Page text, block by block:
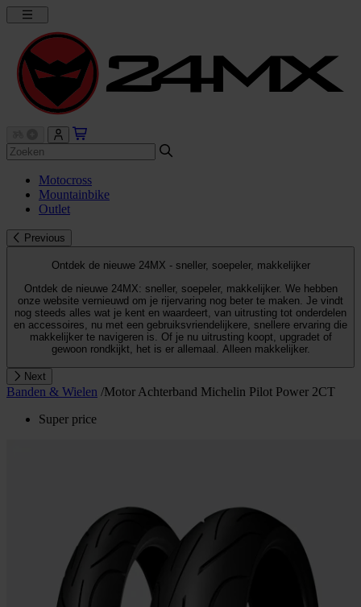
Motocross
Mountainbike
Outlet
Previous
Ontdek de nieuwe 24MX - sneller, soepeler, makkelijker
Ontdek de nieuwe 24MX: sneller, soepeler, makkelijker. We hebben
onze website vernieuwd om je rijervaring nog beter te maken. Je vindt
nog steeds alles wat je kent en waardeert, van uitrusting tot onderdelen
en accessoires, nu met een gebruiksvriendelijkere, snellere ervaring die
makkelijker te navigeren is. Of je nu uitrusting koopt, upgradet of
gewoon rondkijkt, het is er allemaal. Alleen makkelijker.
Next
Banden & Wielen /Motor Achterband Michelin Pilot Power 2CT
Super price